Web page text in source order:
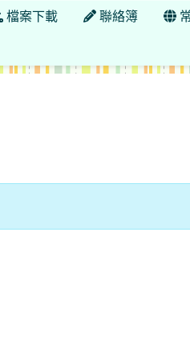
檔案下載 聯絡簿